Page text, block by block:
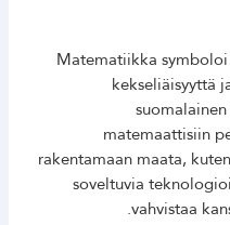
Matematiikka symboloi
kekseliäisyyttä
matemaattisiin
rakentamaan maata,
soveltuvia
vahvistaa